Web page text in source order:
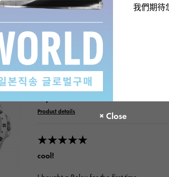
我們期待
ROLEX
Product details
★★★★★
cool!